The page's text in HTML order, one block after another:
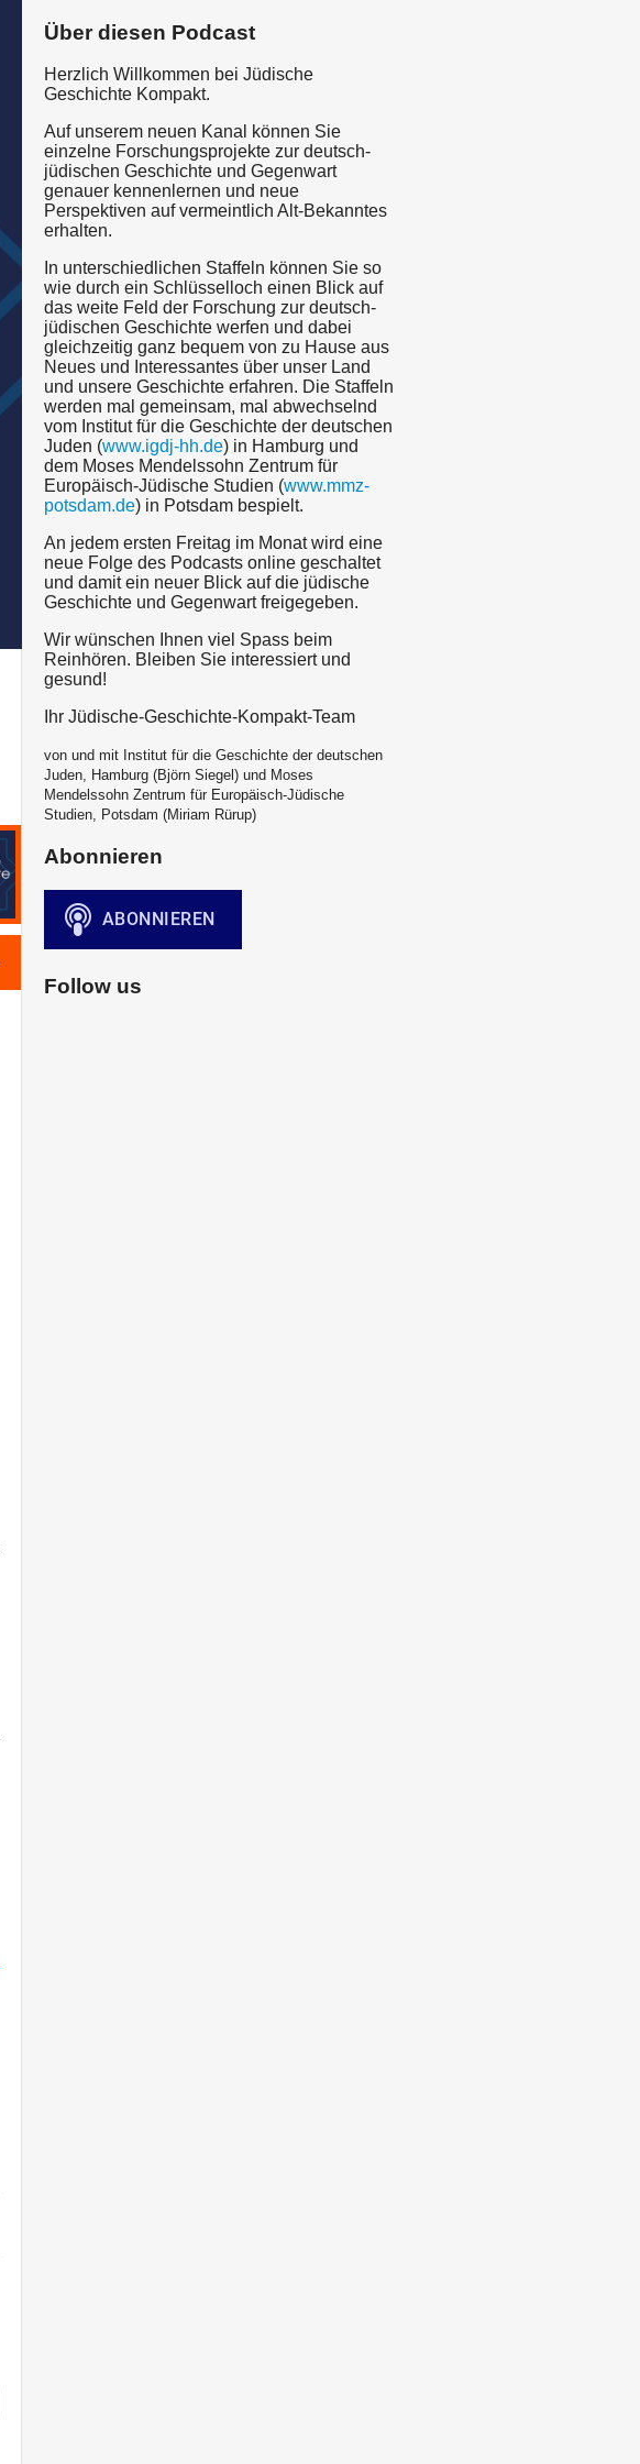
Über diesen Podcast
Herzlich Willkommen bei Jüdische
Geschichte Kompakt.
Auf unserem neuen Kanal können Sie
einzelne Forschungsprojekte zur deutsch-
jüdischen Geschichte und Gegenwart
genauer kennenlernen und neue
Perspektiven auf vermeintlich Alt-Bekanntes
erhalten.
In unterschiedlichen Staffeln können Sie so
wie durch ein Schlüsselloch einen Blick auf
das weite Feld der Forschung zur deutsch-
jüdischen Geschichte werfen und dabei
gleichzeitig ganz bequem von zu Hause aus
Neues und Interessantes über unser Land
und unsere Geschichte erfahren. Die Staffeln
werden mal gemeinsam, mal abwechselnd
vom Institut für die Geschichte der deutschen
Juden (www.igdj-hh.de) in Hamburg und
dem Moses Mendelssohn Zentrum für
Europäisch-Jüdische Studien (www.mmz-
potsdam.de) in Potsdam bespielt.
An jedem ersten Freitag im Monat wird eine
neue Folge des Podcasts online geschaltet
und damit ein neuer Blick auf die jüdische
Geschichte und Gegenwart freigegeben.
Wir wünschen Ihnen viel Spass beim
Reinhören. Bleiben Sie interessiert und
gesund!
Ihr Jüdische-Geschichte-Kompakt-Team
von und mit Institut für die Geschichte der deutschen
Juden, Hamburg (Björn Siegel) und Moses
Mendelssohn Zentrum für Europäisch-Jüdische
Studien, Potsdam (Miriam Rürup)
Abonnieren
Follow us